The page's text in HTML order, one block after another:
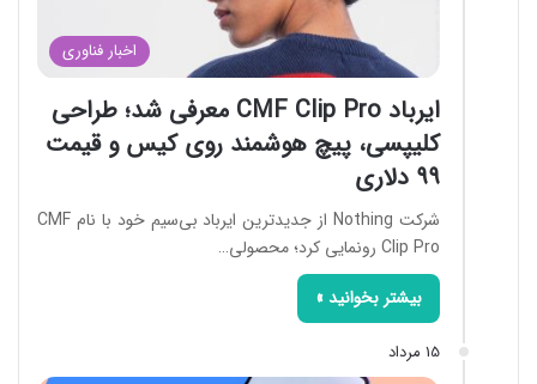
اخبار فناوری
ایرباد CMF Clip Pro معرفی شد؛ طراحی
کلیپسی، پیچ هوشمند روی کیس و قیمت
۹۹ دلاری
شرکت Nothing از جدیدترین ایرباد بی‌سیم خود با نام CMF
Clip Pro رونمایی کرد؛ محصولی…
بیشتر بخوانید »
15 مرداد